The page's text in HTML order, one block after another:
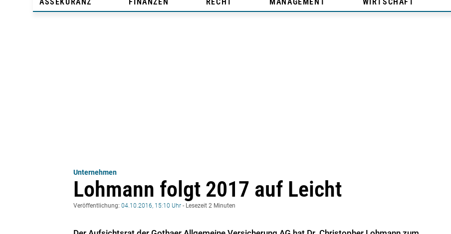
ASSEKURANZ FINANZEN RECHT MANAGEMENT WIRTSCHAFT
Unternehmen
Lohmann folgt 2017 auf Leicht
Veröffentlichung: 04.10.2016, 15:10 Uhr - Lesezeit 2 Minuten